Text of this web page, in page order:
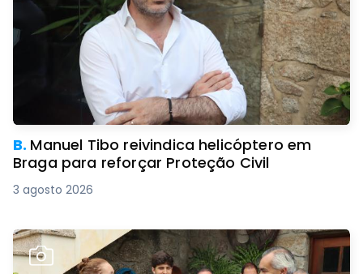
B. Manuel Tibo reivindica helicóptero em
Braga para reforçar Proteção Civil
3 agosto 2026